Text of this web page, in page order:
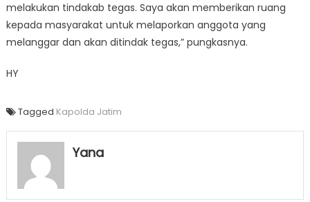
melakukan tindakab tegas. Saya akan memberikan ruang
kepada masyarakat untuk melaporkan anggota yang
melanggar dan akan ditindak tegas,” pungkasnya.
HY
Tagged Kapolda Jatim
Yana